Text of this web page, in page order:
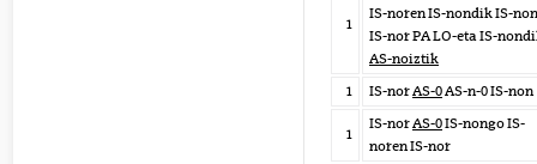
1
IS-noren IS-nondik IS-
IS-nor PA LO-eta IS-
AS-noiztik
1
IS-norAS-0AS-n-0 IS-non
1
IS-norAS-0IS-nongo IS-
noren IS-nor